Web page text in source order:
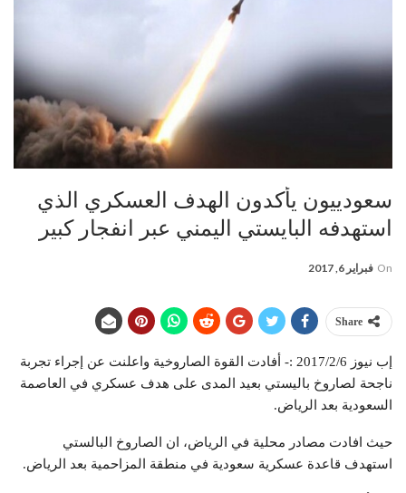
سعودييون يأكدون الهدف العسكري الذي
استهدفه البايستي اليمني عبر انفجار كبير
On فبراير 6, 2017
Share
إب نيوز 2017/2/6 :- أفادت القوة الصاروخية واعلنت عن إجراء تجربة
ناجحة لصاروخ باليستي بعيد المدى على هدف عسكري في العاصمة
السعودية بعد الرياض.
حيث افادت مصادر محلية في الرياض، ان الصاروخ البالستي
استهدف قاعدة عسكرية سعودية في منطقة المزاحمية بعد الرياض.